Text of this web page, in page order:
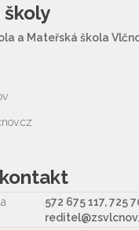
a Mateřská škola
572 675 117, 725